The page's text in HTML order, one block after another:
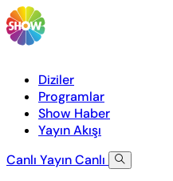
Diziler
Programlar
Show Haber
Yayın Akışı
Canlı YayınCanlı